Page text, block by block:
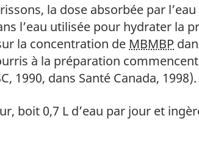
la dose absorbée par
l’eau utilisée pour hydrater la
la concentration de MBMBP
à la préparation
1990, dans Santé Canada, 1998).
boit 0,7 L d’eau par jour et